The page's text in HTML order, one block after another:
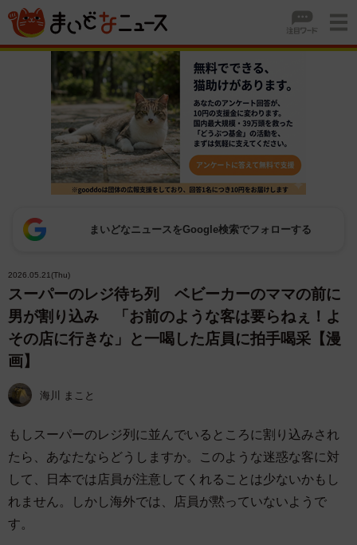
まいどなニュースをGoogle検索でフォローする
2026.05.21(Thu)
スーパーのレジ待ち列 ベビーカーのママの前に
男が割り込み 「お前のような客は要らねぇ！よ
その店に行きな」と一喝した店員に拍手喝采【漫
画】
海川 まこと
もしスーパーのレジ列に並んでいるところに割り込みされ
たら、あなたならどうしますか。このような迷惑な客に対
して、日本では店員が注意してくれることは少ないかもし
れません。しかし海外では、店員が黙っていないようで
す。